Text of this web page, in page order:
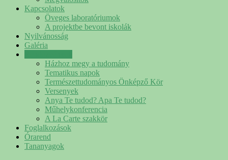
Kapcsolatok
Öveges laboratóriumok
A projektbe bevont iskolák
Nyilvánosság
Galéria
Házhoz megy a tudomány
Tematikus napok
Természettudományos Önképző Kör
Versenyek
Anya Te tudod? Apa Te tudod?
Műhelykonferencia
A La Carte szakkör
Foglalkozások
Órarend
Tananyagok